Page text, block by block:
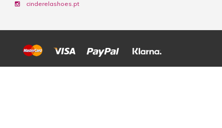
cinderelashoes.pt